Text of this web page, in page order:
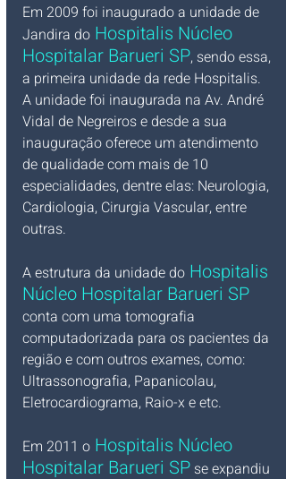
Em 2009 foi inaugurado a unidade de
Jandira do Hospitalis Núcleo
Hospitalar Barueri SP, sendo essa,
a primeira unidade da rede Hospitalis.
A unidade foi inaugurada na Av. André
Vidal de Negreiros e desde a sua
inauguração oferece um atendimento
de qualidade com mais de 10
especialidades, dentre elas: Neurologia,
Cardiologia, Cirurgia Vascular, entre
outras.
A estrutura da unidade do Hospitalis
Núcleo Hospitalar Barueri SP
conta com uma tomografia
computadorizada para os pacientes da
região e com outros exames, como:
Ultrassonografia, Papanicolau,
Eletrocardiograma, Raio-x e etc.
Em 2011 o Hospitalis Núcleo
Hospitalar Barueri SP se expandiu